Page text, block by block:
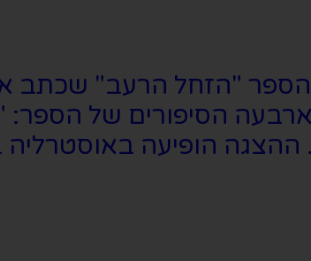
הסיפורים של הספר: